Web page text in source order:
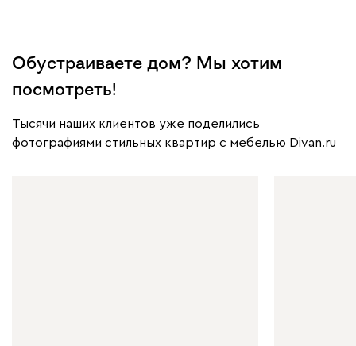
Обустраиваете дом? Мы хотим
посмотреть!
Тысячи наших клиентов уже поделились
фотографиями стильных квартир с мебелью Divan.ru